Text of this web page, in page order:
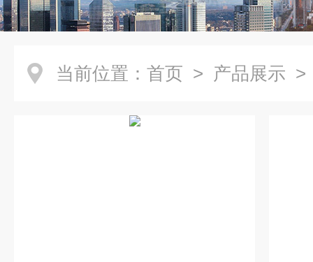
当前位置： 首页 > 产品展示